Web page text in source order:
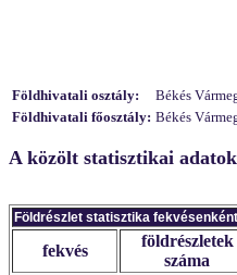
Földhivatali osztály:
Békés
Földhivatali főosztály: Békés
A közölt statisztikai
Földrészlet statisztika fekvésenként
fekvés
földrészletek
száma